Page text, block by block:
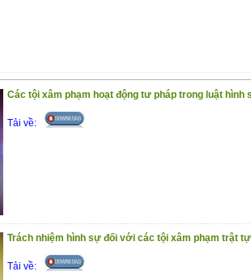
Các tội xâm phạm hoạt động tư pháp trong luật hình
Tải về:
Trách nhiệm hình sự đối với các tội xâm phạm trật
Tải về: